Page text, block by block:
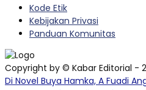
Kode Etik
Kebijakan Privasi
Panduan Komunitas
Copyright by © Kabar Editorial -
Di Novel Buya Hamka, A Fuadi